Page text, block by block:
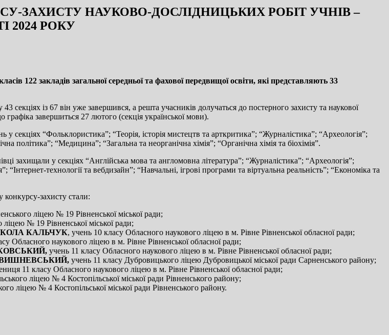
ЗАХИСТУ НАУКОВО-ДОСЛІДНИЦЬКИХ РОБІТ УЧНІВ –
2024 РОКУ
122 закладів загальної середньої та фахової передвищої освіти, які представляють 33
секціях із 67 він уже завершився, а решта учасників долучаться до постерного захисту та наукової
завершиться 27 лютого (секція української мови).
секціях “Фольклористика”; “Теорія, історія мистецтв та арткритика”; “Журналістика”; “Археологія”;
політика”; “Медицина”; “Загальна та неорганічна хімія”; “Органічна хімія та біохімія”.
захищали у секціях “Англійська мова та англомовна література”; “Журналістика”; “Археологія”;
технології та вебдизайн”; “Навчальні, ігрові програми та віртуальна реальність”; “Економіка та
захисту стали:
ліцею № 19 Рівненської міської ради;
ліцею № 19 Рівненської міської ради;
КАЛЬЧУК, учень 10 класу Обласного наукового ліцею в м. Рівне Рівненської обласної ради;
Обласного наукового ліцею в м. Рівне Рівненської обласної ради;
учень 11 класу Обласного наукового ліцею в м. Рівне Рівненської обласної ради;
учень 11 класу Дубровицького ліцею Дубровицької міської ради Сарненського району;
11 класу Обласного наукового ліцею в м. Рівне Рівненської обласної ради;
ліцею № 4 Костопільської міської ради Рівненського району;
ліцею № 4 Костопільської міської ради Рівненського району.